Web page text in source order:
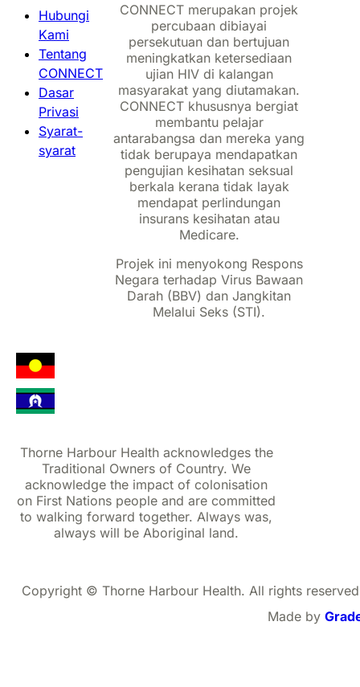
Hubungi
Kami
Tentang
CONNECT
Dasar
Privasi
Syarat-
syarat
CONNECT merupakan projek
percubaan dibiayai
persekutuan dan bertujuan
meningkatkan ketersediaan
ujian HIV di kalangan
masyarakat yang diutamakan.
CONNECT khususnya bergiat
membantu pelajar
antarabangsa dan mereka yang
tidak berupaya mendapatkan
pengujian kesihatan seksual
berkala kerana tidak layak
mendapat perlindungan
insurans kesihatan atau
Medicare.
Projek ini menyokong Respons
Negara terhadap Virus Bawaan
Darah (BBV) dan Jangkitan
Melalui Seks (STI).
Thorne Harbour Health acknowledges the
Traditional Owners of Country. We
acknowledge the impact of colonisation
on First Nations people and are committed
to walking forward together. Always was,
always will be Aboriginal land.
Copyright © Thorne Harbour Health. All rights
Made by